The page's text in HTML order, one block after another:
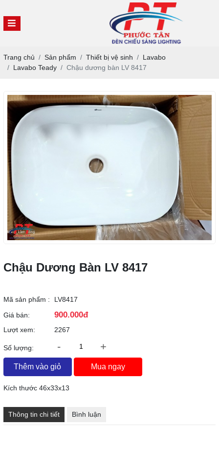
Trang chủ Sản phẩm Thiết bị vệ sinh
Lavabo
Lavabo Teady
Chậu dương bàn LV 8417
Chậu Dương Bàn LV 8417
Mã sản phẩm :
LV8417
Giá bán:
900.000đ
Lượt xem: 2267
Số lượng: - +
Thêm vào giỏ Mua ngay
Kích thước 46x33x13
Thông tin chi tiết Bình luận